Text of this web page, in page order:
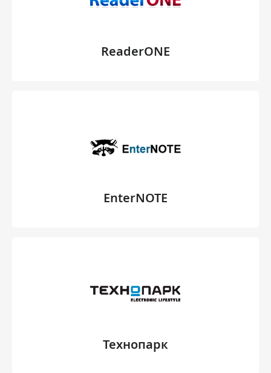
ReaderONE
EnterNOTE
Технопарк